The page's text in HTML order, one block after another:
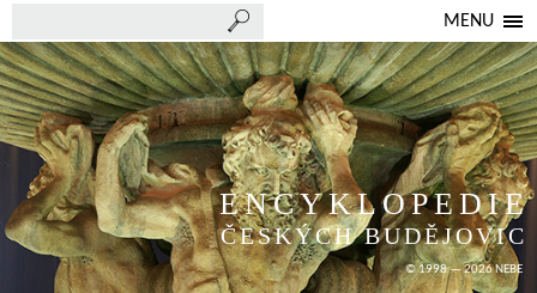
MENU
ENCYKLOPEDIE
ČESKÝCH BUDĚJOVIC
© 1998 — 2026 NEBE